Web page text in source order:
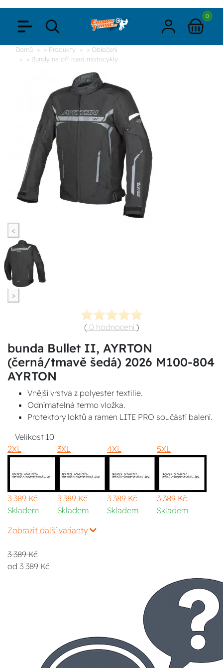
0
Domů > Produkty
> Oblečení
> Bundy na off road motocykly
<
>
( 0 hodnocení )
bunda Bullet II, AYRTON
(černá/tmavě šedá) 2026 M100-804
AYRTON
Vnější vrstva z polyester textilie.
Odnímatelná termo vložka.
Protektory loktů a ramen LITE PRO součástí balení.
Velikost 10
2XL
3 389 Kč
Skladem
3XL
3 389 Kč
Skladem
4XL
3 389 Kč
Skladem
5XL
3 389 Kč
Skladem
Zobrazit další varianty
3 389 Kč
od 3 389 Kč